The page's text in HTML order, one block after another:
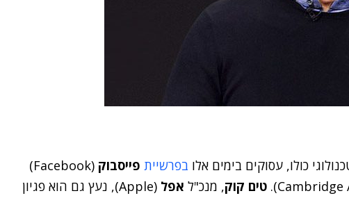
כולו, עסוקים בימים אלו בפרשיית פייסבוק
(Facebook)
טים קוק, מנכ"ל אפל
(Apple), נעץ גם הוא פגיון